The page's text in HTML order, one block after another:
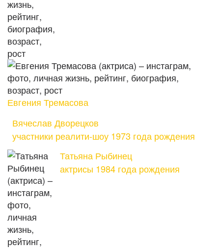
Евгения Тремасова
Вячеслав Дворецков
участники реалити-шоу 1973 года рождения
Татьяна Рыбинец
актрисы 1984 года рождения